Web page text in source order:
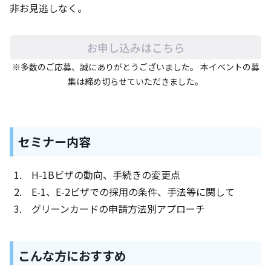
非お見逃しなく。
お申し込みはこちら
※多数のご応募、誠にありがとうございました。 本イベントの募
集は締め切らせていただきました。
セミナー内容
H-1Bビザの動向、手続きの変更点
E-1、E-2ビザでの採用の条件、手法等に関して
グリーンカードの申請方法別アプローチ
こんな方におすすめ